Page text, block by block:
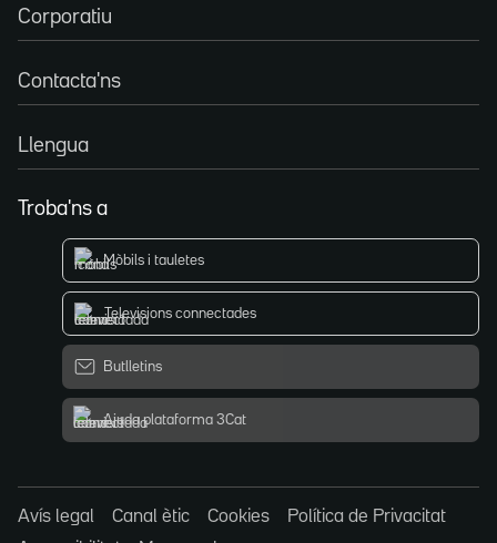
Corporatiu
Contacta'ns
Llengua
Troba'ns a
Mòbils i tauletes
Televisions connectades
Butlletins
Ajuda plataforma 3Cat
Avís legal Canal ètic Cookies
Política de Privacitat